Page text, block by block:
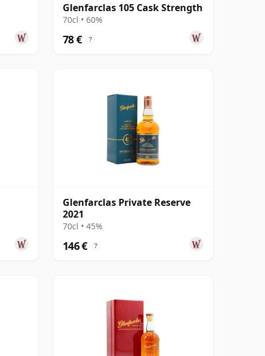
Glenfarclas 105 Cask Strength
70cl • 60%
78 € ?
Glenfarclas Private Reserve
2021
70cl • 45%
146 € ?